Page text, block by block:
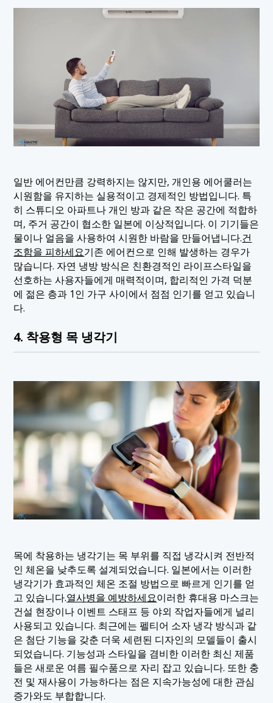
일반 에어컨만큼 강력하지는 않지만, 개인용 에어쿨러는
시원함을 유지하는 실용적이고 경제적인 방법입니다. 특
히 스튜디오 아파트나 개인 방과 같은 작은 공간에 적합하
며, 주거 공간이 협소한 일본에 이상적입니다. 이 기기들은
물이나 얼음을 사용하여 시원한 바람을 만들어냅니다.건
조함을 피하세요기존 에어컨으로 인해 발생하는 경우가
많습니다. 자연 냉방 방식은 친환경적인 라이프스타일을
선호하는 사용자들에게 매력적이며, 합리적인 가격 덕분
에 젊은 층과 1인 가구 사이에서 점점 인기를 얻고 있습니
다.
4. 착용형 목 냉각기
목에 착용하는 냉각기는 목 부위를 직접 냉각시켜 전반적
인 체온을 낮추도록 설계되었습니다. 일본에서는 이러한
냉각기가 효과적인 체온 조절 방법으로 빠르게 인기를 얻
고 있습니다.열사병을 예방하세요이러한 휴대용 마스크는
건설 현장이나 이벤트 스태프 등 야외 작업자들에게 널리
사용되고 있습니다. 최근에는 펠티어 소자 냉각 방식과 같
은 첨단 기능을 갖춘 더욱 세련된 디자인의 모델들이 출시
되었습니다. 기능성과 스타일을 겸비한 이러한 최신 제품
들은 새로운 여름 필수품으로 자리 잡고 있습니다. 또한 충
전 및 재사용이 가능하다는 점은 지속가능성에 대한 관심
증가와도 부합합니다.